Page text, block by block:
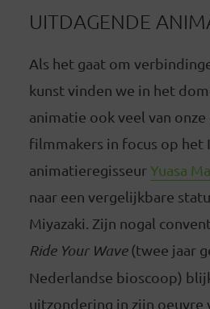
UITDAGENDE
Als het gaat om
kunst vinden we in het
animatie ook veel van onze
filmmakers in focus op het
animatieregisseurYuasa
naar een vergelijkbare
Miyazaki. Zijn nogal
Ride Your Wave(twee jaar
Nederlandse bioscoop)
uitzondering in zijn oeuvre